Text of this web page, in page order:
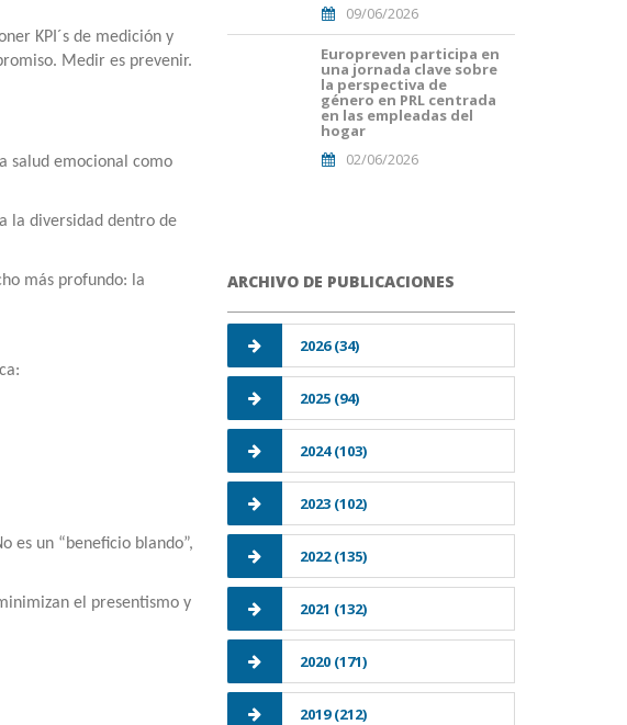
KPI´s de medición y
Medir es prevenir.
salud emocional como
la diversidad dentro de
más profundo: la
es un “beneficio blando”,
el presentismo y
09/06/2026
Europreven participa en
una jornada clave sobre
la perspectiva de
género en PRL centrada
en las empleadas del
hogar
02/06/2026
ARCHIVO DE PUBLICACIONES
2026 (34)
2025 (94)
2024 (103)
2023 (102)
2022 (135)
2021 (132)
2020 (171)
2019 (212)